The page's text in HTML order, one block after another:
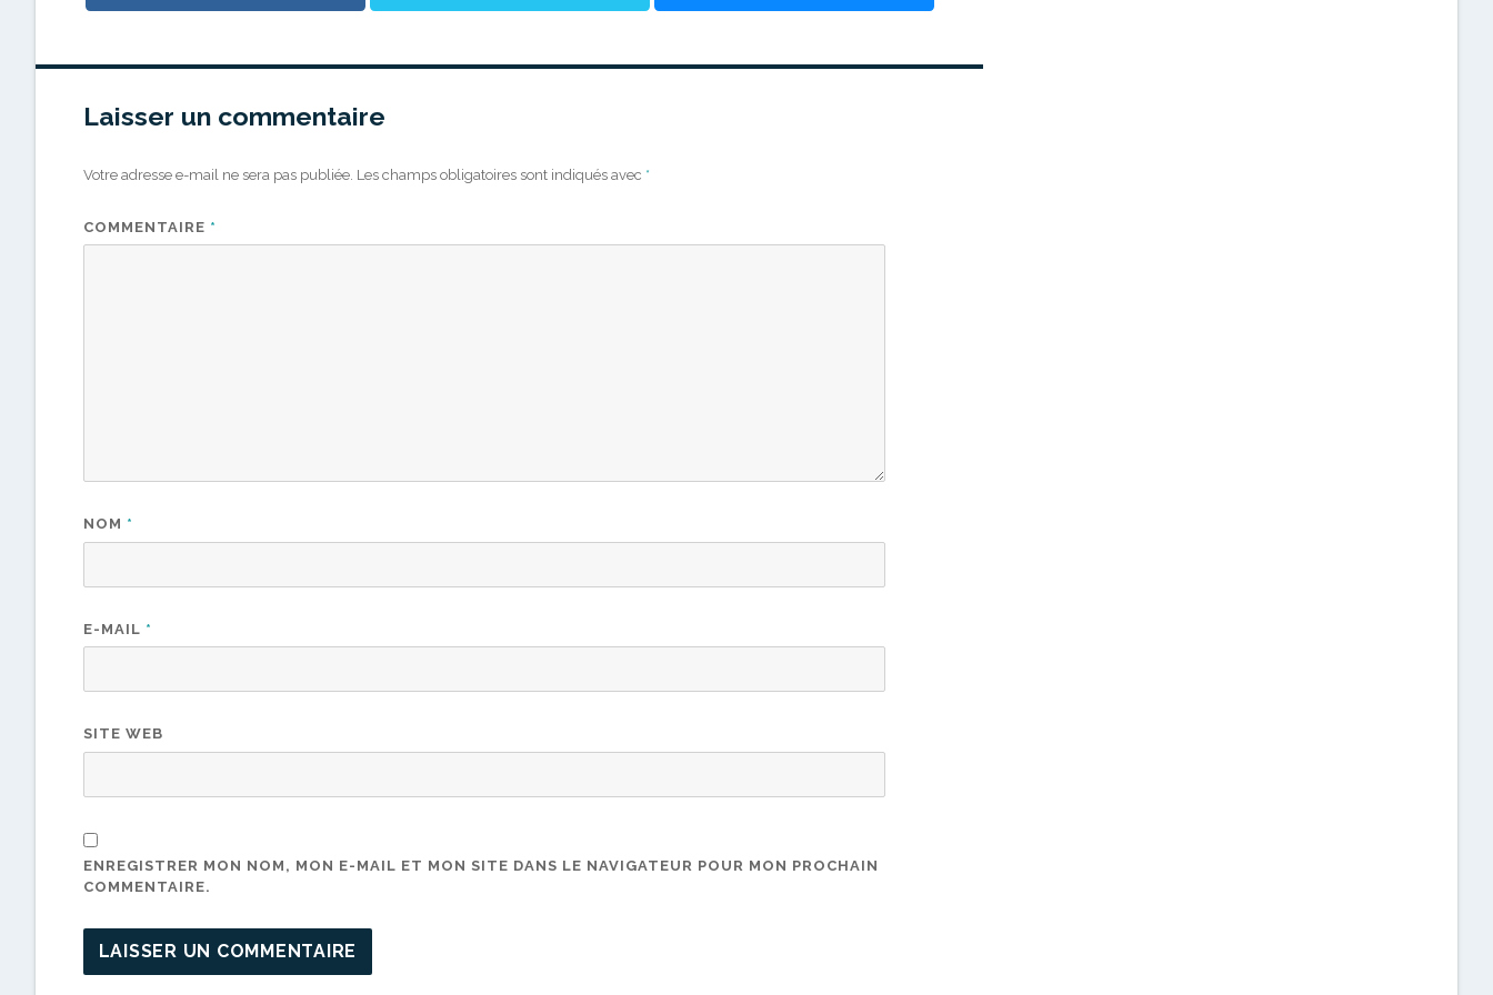
Laisser un commentaire
Votre adresse e-mail ne sera pas publiée. Les champs obligatoires sont indiqués avec *
COMMENTAIRE *
NOM *
E-MAIL *
SITE WEB
ENREGISTRER MON NOM, MON E-MAIL ET MON SITE DANS LE NAVIGATEUR POUR MON PROCHAIN
COMMENTAIRE.